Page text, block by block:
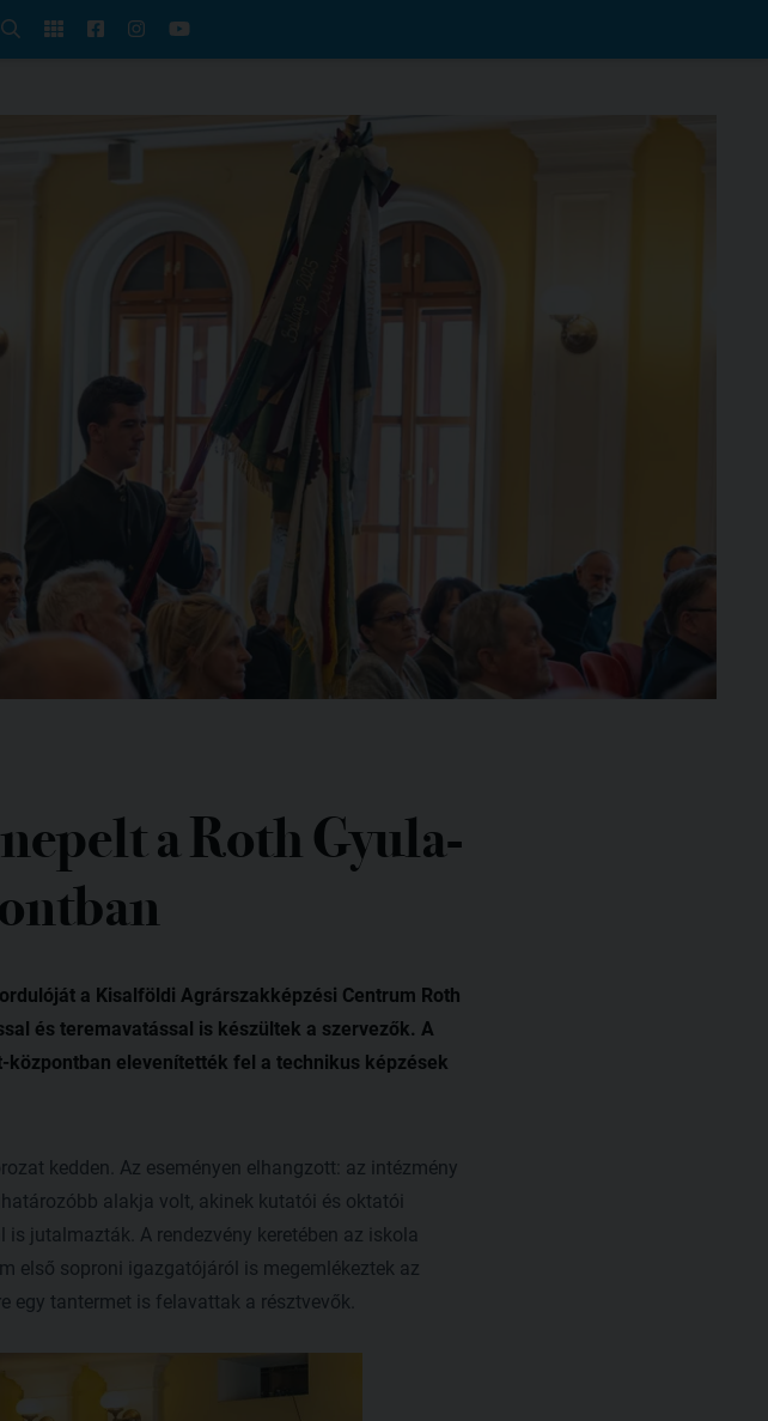
a Roth Gyula-
a Kisalföldi Agrárszakképzési Centrum Roth
és teremavatással is készültek a szervezők. A
elevenítették fel a technikus képzések
kedden. Az eseményen elhangzott: az intézmény
alakja volt, akinek kutatói és oktatói
jutalmazták. A rendezvény keretében az iskola
első soproni igazgatójáról is megemlékeztek az
egy tantermet is felavattak a résztvevők.